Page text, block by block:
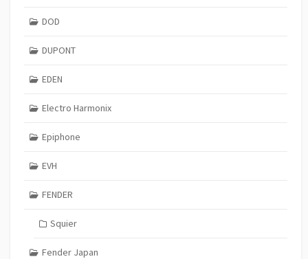
DOD
DUPONT
EDEN
Electro Harmonix
Epiphone
EVH
FENDER
Squier
Fender Japan